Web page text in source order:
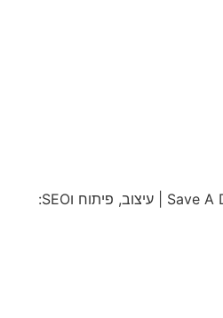
© כל הזכויות שמורות לSave A Date | עיצוב, פיתוח וSEO: